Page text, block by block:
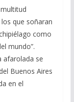
que soñaran
como
mundo”.
afarolada se
Buenos Aires
en el